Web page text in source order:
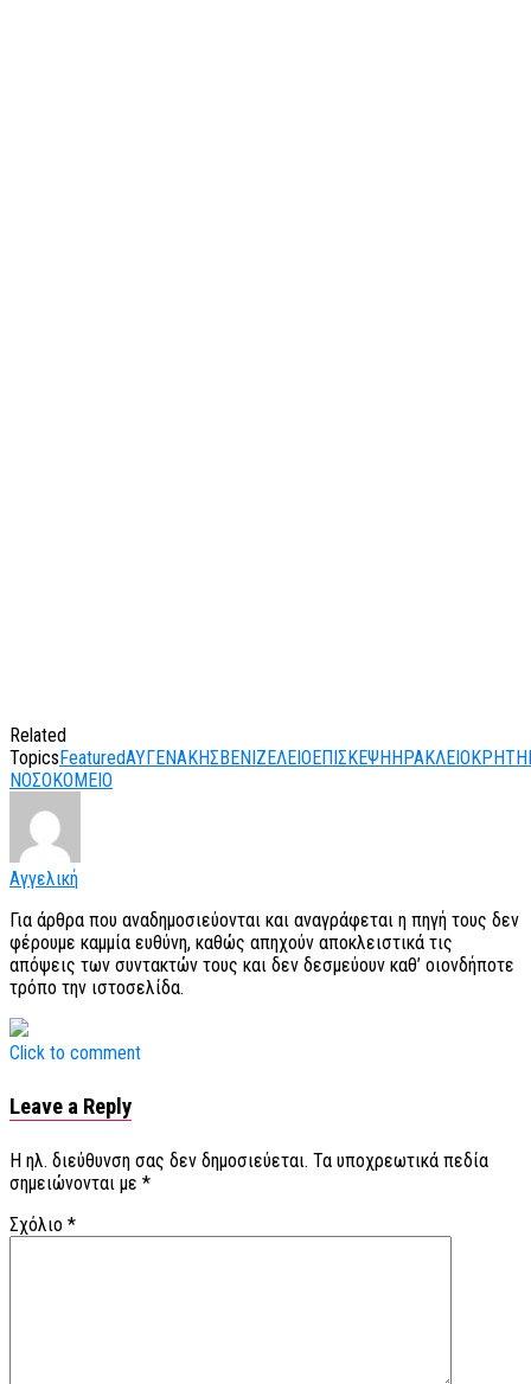
Related
Topics FeaturedΑΥΓΕΝΑΚΗΣ ΒΕΝΙΖΕΛΕΙΟΕΠΙΣΚΕΨΗ ΗΡΑΚΛΕΙΟΚΡΗΤΗ
ΝΟΣΟΚΟΜΕΙΟ
Αγγελική
Για άρθρα που αναδημοσιεύονται και αναγράφεται η πηγή τους δεν
φέρουμε καμμία ευθύνη, καθώς απηχούν αποκλειστικά τις
απόψεις των συντακτών τους και δεν δεσμεύουν καθ’ οιονδήποτε
τρόπο την ιστοσελίδα.
Click to comment
Leave a Reply
Η ηλ. διεύθυνση σας δεν δημοσιεύεται. Τα υποχρεωτικά πεδία
σημειώνονται με *
Σχόλιο *